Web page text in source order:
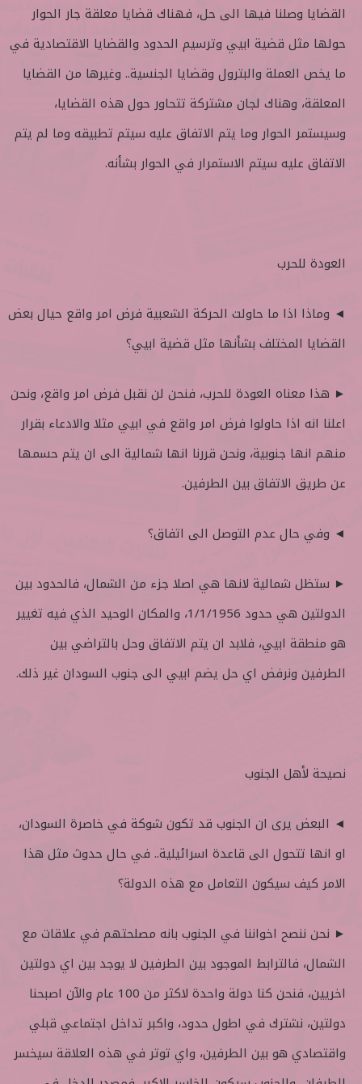
القضايا وصلنا فيها الى حل، فهناك قضايا معلقة جار الحوار
حولها مثل قضية ابيي وترسيم الحدود والقضايا الاقتصادية في
ما يخص العملة والبترول وقضايا الجنسية.. وغيرها من القضايا
المعلقة، وهناك لجان مشتركة تتحاور حول هذه القضايا،
وسيستمر الحوار وما يتم الاتفاق عليه سيتم تطبيقه وما لم يتم
الاتفاق عليه سيتم الاستمرار في الحوار بشأنه.
العودة للحرب
◄ وماذا اذا ما حاولت الحركة الشعبية فرض امر واقع حيال بعض
القضايا المختلف بشأنها مثل قضية ابيي؟
► هذا معناه العودة للحرب، فنحن لن نقبل فرض امر واقع، ونحن
اعلنا انه اذا حاولوا فرض امر واقع في ابيي مثلا والادعاء بقرار
منهم انها جنوبية، ونحن قررنا انها شمالية الى ان يتم حسمها
عن طريق الاتفاق بين الطرفين.
◄ وفي حال عدم التوصل الى اتفاق؟
► ستظل شمالية لانها هي اصلا جزء من الشمال، فالحدود بين
الدولتين هي حدود 1/1/1956، والمكان الوحيد الذي فيه تغيير
هو منطقة ابيي، فلابد ان يتم الاتفاق وحل بالتراضي بين
الطرفين ونرفض اي حل يضم ابيي الى جنوب السودان غير ذلك.
نصيحة لأهل الجنوب
◄ البعض يرى ان الجنوب قد تكون شوكة في خاصرة السودان،
او انها تتحول الى قاعدة اسرائيلية.. في حال حدوث مثل هذا
الامر كيف سيكون التعامل مع هذه الدولة؟
► نحن ننصح اخواننا في الجنوب بانه مصلحتهم في علاقات مع
الشمال، فالترابط الموجود بين الطرفين لا يوجد بين اي دولتين
اخريين، فنحن كنا دولة واحدة لاكثر من 100 عام والآن اصبحنا
دولتين، نشترك في اطول حدود، واكبر تداخل اجتماعي قبلي
واقتصادي هو بين الطرفين، واي توتر في هذه العلاقة سيخسر